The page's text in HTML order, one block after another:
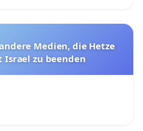
Medien, die Hetze
Israel zu beenden